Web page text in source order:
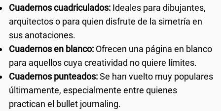
Cuadernos cuadriculados: Ideales para dibujantes,
arquitectos o para quien disfrute de la simetría en
sus anotaciones.
Cuadernos en blanco: Ofrecen una página en blanco
para aquellos cuya creatividad no quiere límites.
Cuadernos punteados:Se han vuelto muy populares
últimamente, especialmente entre quienes
practican el bullet journaling.